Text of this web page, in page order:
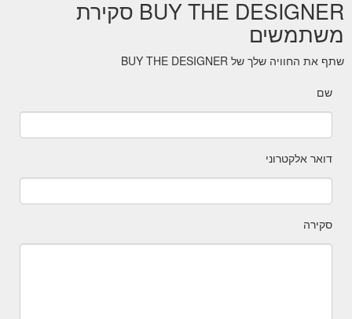
BUY THE DESIGNER סקירת
משתמשים
שתף את החוויה שלך של BUY THE DESIGNER
שם
דואר אלקטרוני
סקירה